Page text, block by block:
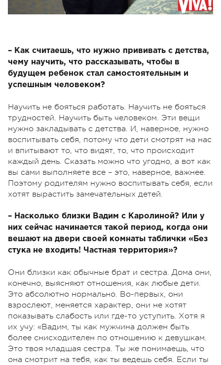
– Как считаешь, что нужно прививать с детства,
чему научить, что рассказывать, чтобы в
будущем ребенок стал самостоятельным и
успешным человеком?
Научить не бояться работать. Научить не бояться
трудностей. Научить быть человеком. Эти вещи
нужно закладывать с детства. И, наверное, нужно
воспитывать себя, потому что дети смотрят на нас
и впитывают то, что видят, то, что происходит
каждый день. Сказать можно что угодно, а вот как
вы сами выполняете все – это, наверное, важнее.
Поэтому родителям нужно воспитывать себя, если
хотят вырастить замечательных детей.
– Насколько близки Вадим с Каролиной? Или у
них сейчас начинается такой период, когда они
вешают на двери своей комнаты таблички «Без
стука не входить! Частная территория»?
Они близки как обычные брат и сестра. Дома они,
конечно, выясняют отношения, как любые дети.
Это абсолютно нормально. Во-первых, они
взрослеют, меняется характер, они не хотят
показывать слабость или где-то уступить. Хотя я
их учу: «Вадим, ты как мужчина должен быть
более снисходителен по отношению к девушкам.
Это твоя младшая сестра. Ты же понимаешь, что
она смотрит на тебя, как ты ведешь себя. Если ты